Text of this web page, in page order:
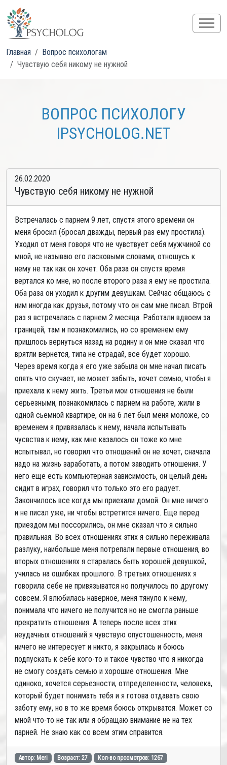
Главная
Вопрос психологам
Чувствую себя никому не нужной
ВОПРОС ПСИХОЛОГУ
IPSYCHOLOG.NET
26.02.2020
Чувствую себя никому не нужной
Встречалась с парнем 9 лет, спустя этого времени он
меня бросил (бросал дважды, первый раз ему простила).
Уходил от меня говоря что не чувствует себя мужчиной со
мной, не называю его ласковыми словами, отношусь к
нему не так как он хочет. Оба раза он спустя время
вертался ко мне, но после второго раза я ему не простила.
Оба раза он уходил к другим девушкам. Сейчас общаюсь с
ним иногда как друзья, потому что он сам мне писал. Втрой
раз я встречалась с парнем 2 месяца. Работали вдвоем за
границей, там и познакомились, но со временем ему
пришлось вернуться назад на родину и он мне сказал что
врятли вернется, типа не страдай, все будет хорошо.
Через время когда я его уже забыла он мне начал писать
опять что скучает, не может забыть, хочет семью, чтобы я
приехала к нему жить. Третьи мои отношения не были
серьезными, познакомилась с парнем на работе, жили в
одной сьемной квартире, он на 6 лет был меня моложе, со
временем я привязалась к нему, начала испытывать
чусвства к нему, как мне казалось он тоже ко мне
испытывал, но говорил что отношений он не хочет, сначала
надо на жизнь заработать, а потом заводить отношения. У
него еще есть компьютерная зависимость, он целый день
сидит в играх, говорил что только это его радует.
Закончилось все когда мы приехали домой. Он мне ничего
и не писал уже, ни чтобы встретится ничего. Еще перед
приездом мы поссорились, он мне сказал что я сильно
правильная. Во всех отношениях этих я сильно переживала
разлуку, наибольше меня потрепали первые отношения, во
вторых отношениях я старалась быть хорошей девушкой,
училась на ошибках прошлого. В третьих отношениях я
говорила себе не привязыватся но получилось по другому
совсем. Я влюбилась наверное, меня тянуло к нему,
понимала что ничего не получится но не смогла раньше
прекратить отношения. А теперь после всех этих
неудачных отношений я чувствую опустошенность, меня
ничего не интересует и никто, я закрылась и боюсь
подпускать к себе кого-то и такое чувство что я никогда
не смогу создать семью и хорошие отношения. Мне
одиноко, хочется серьезности, отпределенности, человека,
который будет понимать тебя и я готова отдавать свою
заботу ему, но в то же время боюсь открыватся. Может со
мной что-то не так или я обращаю внимание не на тех
парней. Не знаю как со всем этим справится.
Автор: Meri Возраст: 27
Кол-во просмотров: 1267